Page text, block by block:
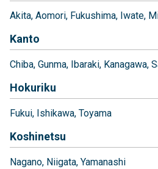
Akita Aomori Fukushima Iwate
Kanto
Chiba Gunma Ibaraki Kanagawa
Hokuriku
Fukui Ishikawa Toyama
Koshinetsu
Nagano Niigata Yamanashi